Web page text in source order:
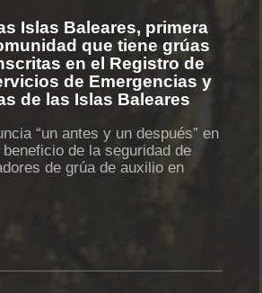
Islas Baleares, primera
que tiene grúas
en el Registro de
de Emergencias y
de las Islas Baleares
“un antes y un después” en
de la seguridad de
de grúa de auxilio en